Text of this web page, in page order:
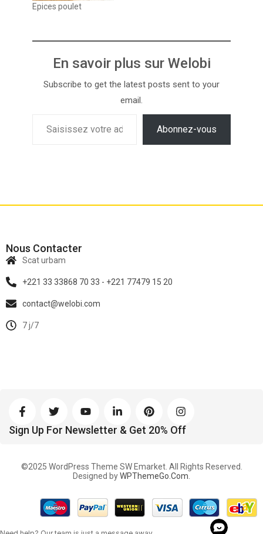
Epices poulet
En savoir plus sur Welobi
Subscribe to get the latest posts sent to your
email.
Abonnez-vous
Nous Contacter
Scat urbam
+221 33 33868 70 33 - +221 77479 15 20
contact@welobi.com
7 j/7
Sign Up For Newsletter & Get 20% Off
©2025 WordPress Theme SW Emarket. All Rights Reserved.
Designed byWPThemeGo.Com.